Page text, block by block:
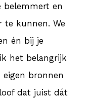
belemmert en
te kunnen. We
én bij je
het belangrijk
bronnen
dat juist dát